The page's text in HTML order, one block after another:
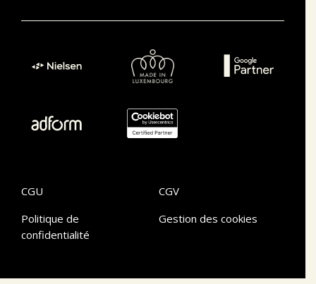
CGU
CGV
Politique de
confidentialité
Gestion des cookies